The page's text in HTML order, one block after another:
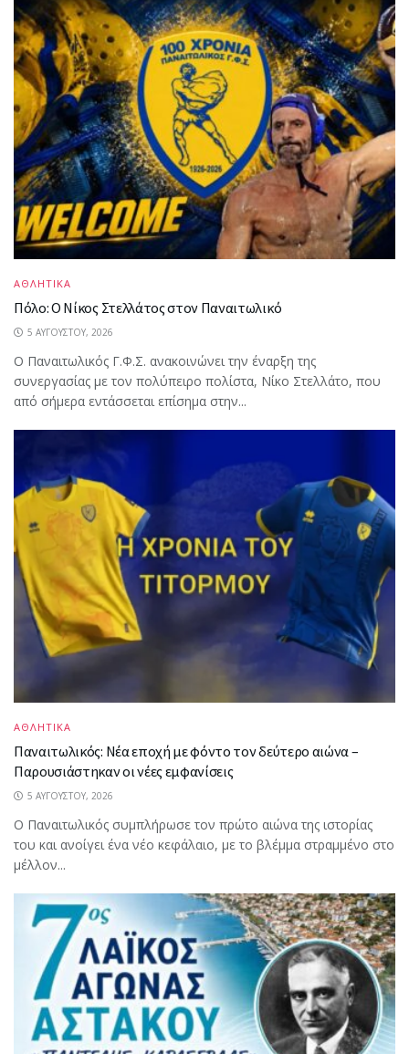
ΑΘΛΗΤΙΚΑ
Πόλο: Ο Νίκος Στελλάτος στον Παναιτωλικό
5 ΑΥΓΟΎΣΤΟΥ, 2026
Ο Παναιτωλικός Γ.Φ.Σ. ανακοινώνει την έναρξη της
συνεργασίας με τον πολύπειρο πολίστα, Νίκο Στελλάτο, που
από σήμερα εντάσσεται επίσημα στην...
ΑΘΛΗΤΙΚΑ
Παναιτωλικός: Νέα εποχή με φόντο τον δεύτερο αιώνα –
Παρουσιάστηκαν οι νέες εμφανίσεις
5 ΑΥΓΟΎΣΤΟΥ, 2026
Ο Παναιτωλικός συμπλήρωσε τον πρώτο αιώνα της ιστορίας
του και ανοίγει ένα νέο κεφάλαιο, με το βλέμμα στραμμένο στο
μέλλον...